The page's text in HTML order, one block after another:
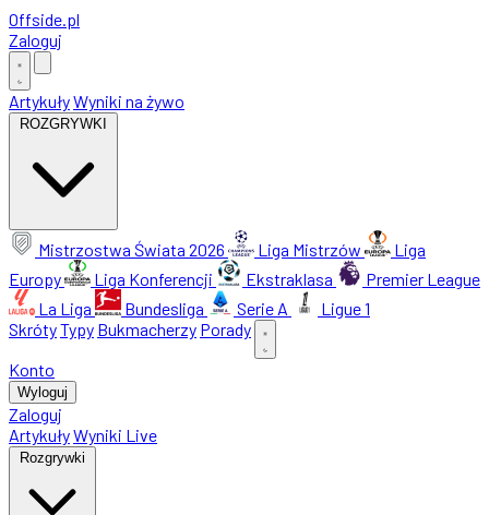
Offside.pl
Zaloguj
ArtykułyWyniki na żywo
ROZGRYWKI
Mistrzostwa Świata 2026 Liga Mistrzów
Liga
Europy
Liga Konferencji Ekstraklasa
Premier League
La Liga
Bundesliga Serie A
Ligue 1
SkrótyTypy Bukmacherzy Porady
Konto
Wyloguj
Zaloguj
ArtykułyWyniki Live
Rozgrywki